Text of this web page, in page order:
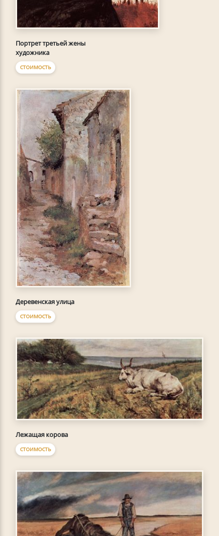
Портрет третьей жены
художника
СТОИМОСТЬ
Деревенская улица
СТОИМОСТЬ
Лежащая корова
СТОИМОСТЬ